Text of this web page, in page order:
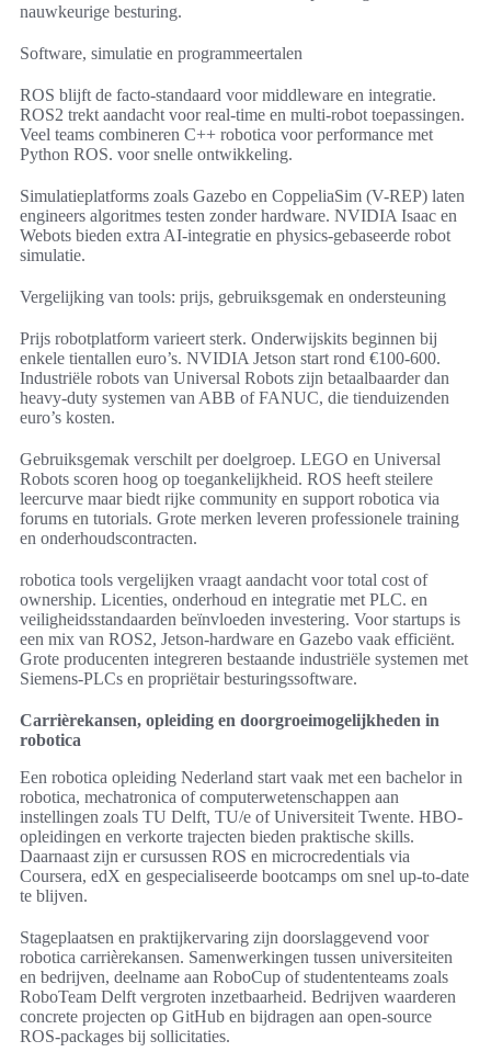
nauwkeurige besturing.
Software, simulatie en programmeertalen
ROS blijft de facto-standaard voor middleware en integratie.
ROS2 trekt aandacht voor real-time en multi-robot toepassingen.
Veel teams combineren C++ robotica voor performance met
Python ROS. voor snelle ontwikkeling.
Simulatieplatforms zoals Gazebo en CoppeliaSim (V-REP) laten
engineers algoritmes testen zonder hardware. NVIDIA Isaac en
Webots bieden extra AI-integratie en physics-gebaseerde robot
simulatie.
Vergelijking van tools: prijs, gebruiksgemak en ondersteuning
Prijs robotplatform varieert sterk. Onderwijskits beginnen bij
enkele tientallen euro’s. NVIDIA Jetson start rond €100-600.
Industriële robots van Universal Robots zijn betaalbaarder dan
heavy-duty systemen van ABB of FANUC, die tienduizenden
euro’s kosten.
Gebruiksgemak verschilt per doelgroep. LEGO en Universal
Robots scoren hoog op toegankelijkheid. ROS heeft steilere
leercurve maar biedt rijke community en support robotica via
forums en tutorials. Grote merken leveren professionele training
en onderhoudscontracten.
robotica tools vergelijken vraagt aandacht voor total cost of
ownership. Licenties, onderhoud en integratie met PLC. en
veiligheidsstandaarden beïnvloeden investering. Voor startups is
een mix van ROS2, Jetson-hardware en Gazebo vaak efficiënt.
Grote producenten integreren bestaande industriële systemen met
Siemens-PLCs en propriëtair besturingssoftware.
Carrièrekansen, opleiding en doorgroeimogelijkheden in
robotica
Een robotica opleiding Nederland start vaak met een bachelor in
robotica, mechatronica of computerwetenschappen aan
instellingen zoals TU Delft, TU/e of Universiteit Twente. HBO-
opleidingen en verkorte trajecten bieden praktische skills.
Daarnaast zijn er cursussen ROS en microcredentials via
Coursera, edX en gespecialiseerde bootcamps om snel up-to-date
te blijven.
Stageplaatsen en praktijkervaring zijn doorslaggevend voor
robotica carrièrekansen. Samenwerkingen tussen universiteiten
en bedrijven, deelname aan RoboCup of studententeams zoals
RoboTeam Delft vergroten inzetbaarheid. Bedrijven waarderen
concrete projecten op GitHub en bijdragen aan open-source
ROS-packages bij sollicitaties.